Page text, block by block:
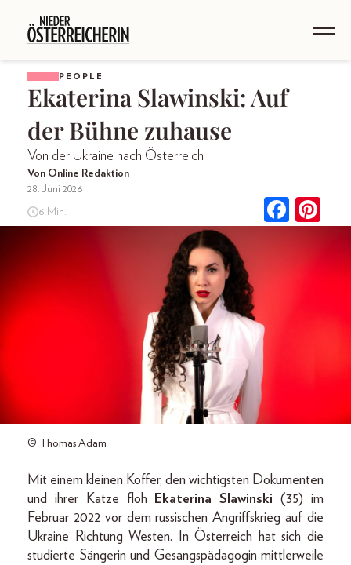
PEOPLE
Ekaterina Slawinski: Auf
der Bühne zuhause
Von der Ukraine nach Österreich
Von Online Redaktion
28. Juni 2026
6 Min.
© Thomas Adam
Mit einem kleinen Koffer, den wichtigsten Dokumenten
und ihrer Katze floh
Ekaterina Slawinski (35) im
Februar 2022 vor dem russischen Angriffskrieg auf die
Ukraine Richtung Westen. In Österreich hat sich die
studierte Sängerin und Gesangspädagogin mittlerweile